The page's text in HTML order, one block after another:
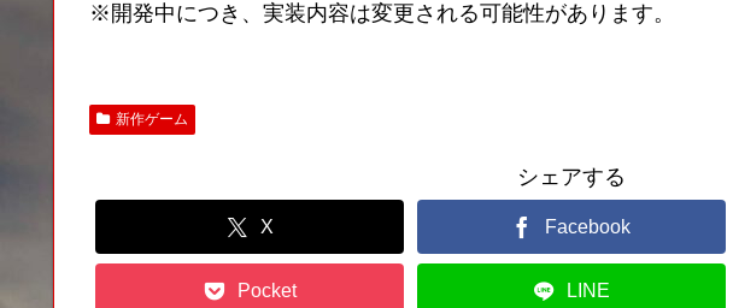
※開発中につき、実装内容は変更される可能性があります。
新作ゲーム
シェアする
X Facebook
Pocket LINE